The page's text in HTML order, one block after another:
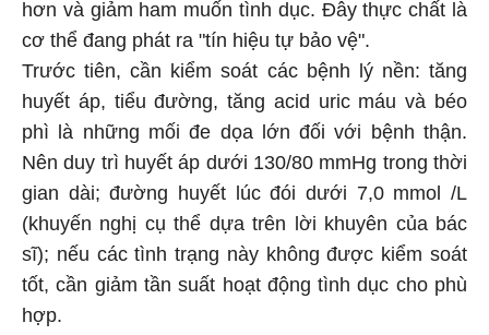
hơn và giảm ham muốn tình dục. Đây thực chất là
cơ thể đang phát ra "tín hiệu tự bảo vệ".
Trước tiên, cần kiểm soát các bệnh lý nền: tăng
huyết áp, tiểu đường, tăng acid uric máu và béo
phì là những mối đe dọa lớn đối với bệnh thận.
Nên duy trì huyết áp dưới 130/80 mmHg trong thời
gian dài; đường huyết lúc đói dưới 7,0 mmol /L
(khuyến nghị cụ thể dựa trên lời khuyên của bác
sĩ); nếu các tình trạng này không được kiểm soát
tốt, cần giảm tần suất hoạt động tình dục cho phù
hợp.